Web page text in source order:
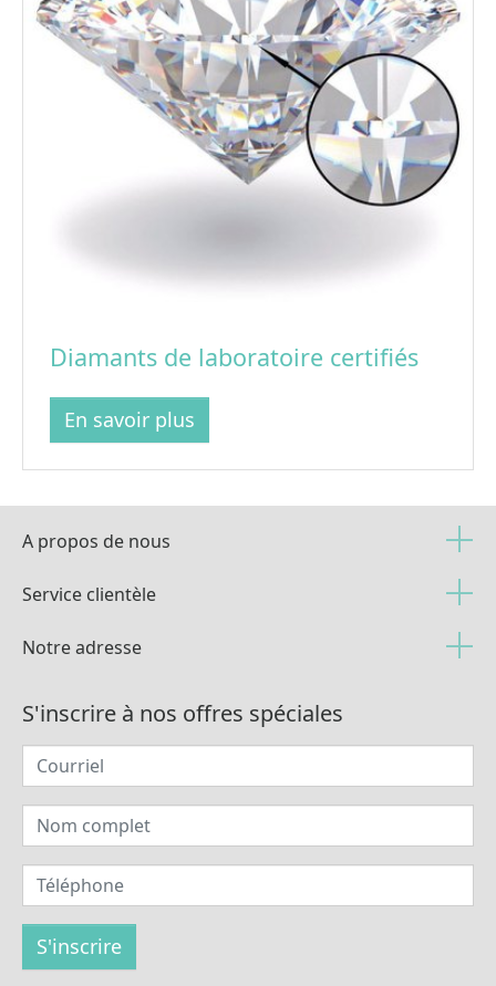
Diamants de laboratoire certifiés
En savoir plus
A propos de nous
Service clientèle
Notre adresse
S'inscrire à nos offres spéciales